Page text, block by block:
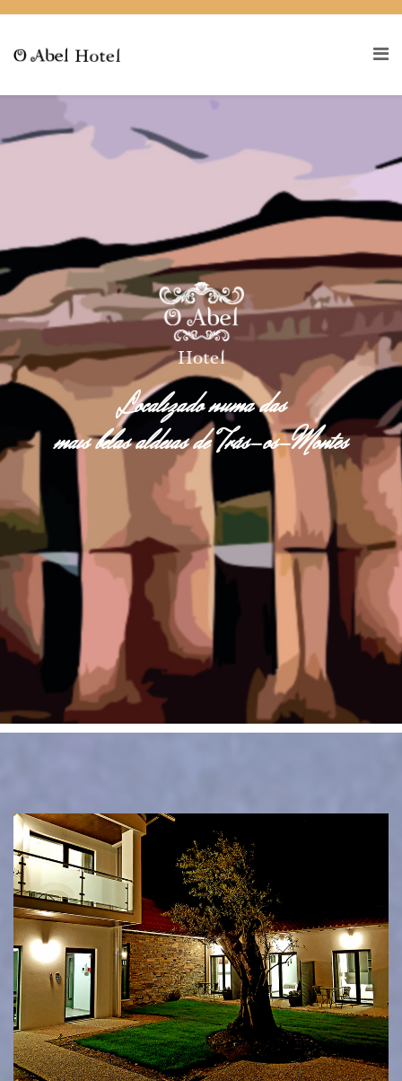
Localizado numa das
mais belas aldeias de Trás-os-Montes